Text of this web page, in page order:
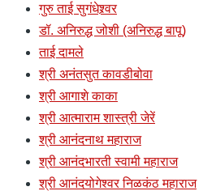
गुरु ताई सुगंधेश्र्वर
डॉ. अनिरुद्ध जोशी (अनिरुद्ध बापू)
ताई दामले
श्री अनंतसुत कावडीबोवा
श्री आगाशे काका
श्री आत्माराम शास्त्री जेरें
श्री आनंदनाथ महाराज
श्री आनंदभारती स्वामी महाराज
श्री आनंदयोगेश्वर निळकंठ महाराज